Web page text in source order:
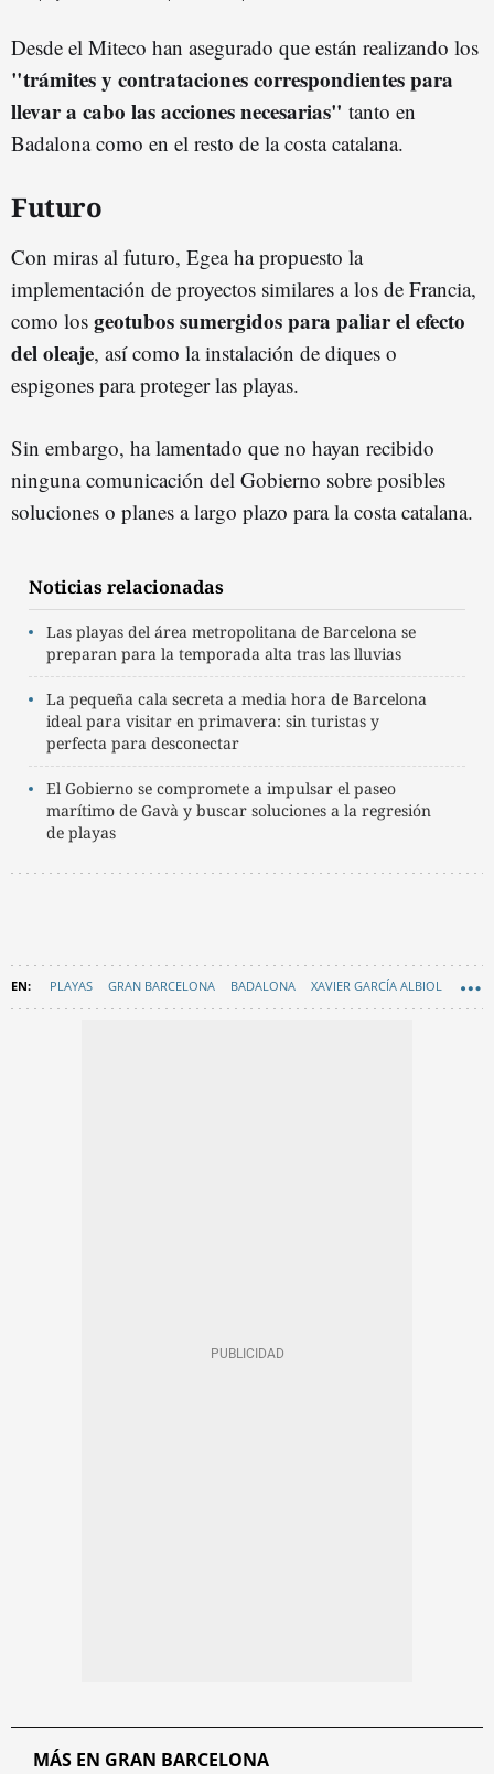
Desde el Miteco han asegurado que están realizando los
"trámites y contrataciones correspondientes para
llevar a cabo las acciones necesarias" tanto en
Badalona como en el resto de la costa catalana.
Futuro
Con miras al futuro, Egea ha propuesto la
implementación de proyectos similares a los de Francia,
como los geotubos sumergidos para paliar el efecto
del oleaje, así como la instalación de diques o
espigones para proteger las playas.
Sin embargo, ha lamentado que no hayan recibido
ninguna comunicación del Gobierno sobre posibles
soluciones o planes a largo plazo para la costa catalana.
Noticias relacionadas
Las playas del área metropolitana de Barcelona se
preparan para la temporada alta tras las lluvias
La pequeña cala secreta a media hora de Barcelona
ideal para visitar en primavera: sin turistas y
perfecta para desconectar
El Gobierno se compromete a impulsar el paseo
marítimo de Gavà y buscar soluciones a la regresión
de playas
PLAYAS GRAN BARCELONA BADALONA XAVIER GARCÍA ALBIOL
MÁS EN GRAN BARCELONA